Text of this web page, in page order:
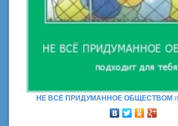
НЕ ВСЁ ПРИДУМАННОЕ ОБЩЕСТВОМ